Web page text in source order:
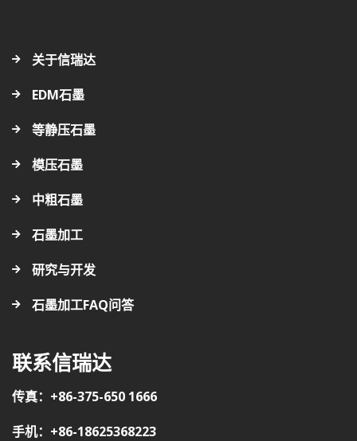
关于信瑞达
EDM石墨
等静压石墨
模压石墨
中粗石墨
石墨加工
研究与开发
石墨加工FAQ问答
联系信瑞达
传真：+86-375-650 1666
手机：+86-18625368223